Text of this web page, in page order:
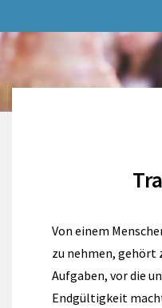
Von einem
zu nehmen, gehört
Aufgaben, vor die
Endgültigkeit